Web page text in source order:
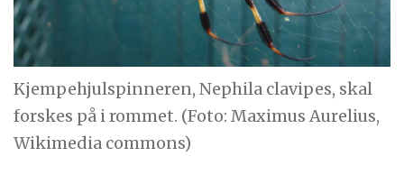
Kjempehjulspinneren, Nephila clavipes, skal
forskes på i rommet. (Foto: Maximus Aurelius,
Wikimedia commons)